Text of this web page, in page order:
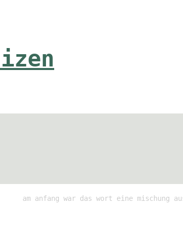
am anfang war das wort eine mischung